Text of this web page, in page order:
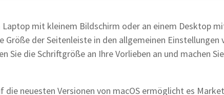
Laptop mit kleinem Bildschirm oder an einem Desktop
Größe der Seitenleiste in den allgemeinen
Sie die Schriftgröße an Ihre Vorlieben an und machen
die neuesten Versionen von macOS ermöglicht es